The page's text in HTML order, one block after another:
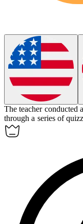
The teacher conducted
through a series of